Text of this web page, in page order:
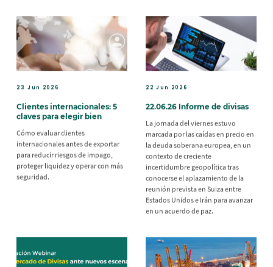
23 Jun 2026
Clientes internacionales: 5
claves para elegir bien
Cómo evaluar clientes
internacionales antes de exportar
para reducir riesgos de impago,
proteger liquidez y operar con más
seguridad.
22 Jun 2026
22.06.26 Informe de divisas
La jornada del viernes estuvo
marcada por las caídas en precio en
la deuda soberana europea, en un
contexto de creciente
incertidumbre geopolítica tras
conocerse el aplazamiento de la
reunión prevista en Suiza entre
Estados Unidos e Irán para avanzar
en un acuerdo de paz.